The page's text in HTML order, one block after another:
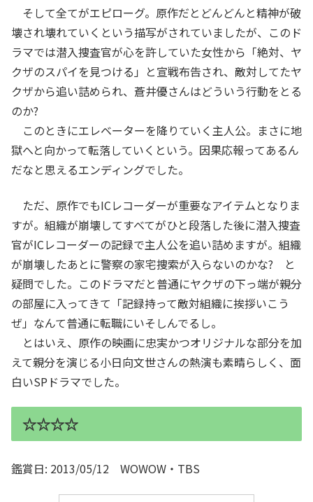
そして全てがエピローグ。原作だとどんどんと精神が破
壊され壊れていくという描写がされていましたが、このド
ラマでは潜入捜査官が心を許していた女性から「絶対、ヤ
クザのスパイを見つける」と宣戦布告され、敵対してたヤ
クザから追い詰められ、蒼井優さんはどういう行動をとる
のか?
このときにエレベーターを降りていく主人公。まさに地
獄へと向かって転落していくという。因果応報ってあるん
だなと思えるエンディングでした。
ただ、原作でもICレコーダーが重要なアイテムとなりま
すが。組織が崩壊してすべてがひと段落した後に潜入捜査
官がICレコーダーの記録で主人公を追い詰めますが。組織
が崩壊したあとに警察の家宅捜索が入らないのかな? と
疑問でした。このドラマだと普通にヤクザの下っ端が親分
の部屋に入ってきて「記録持って敵対組織に挨拶いこう
ぜ」なんて普通に転職にいそしんでるし。
とはいえ、原作の映画に忠実かつオリジナルな部分を加
えて親分を演じる小日向文世さんの熱演も素晴らしく、面
白いSPドラマでした。
☆☆☆☆
鑑賞日: 2013/05/12 WOWOW・TBS